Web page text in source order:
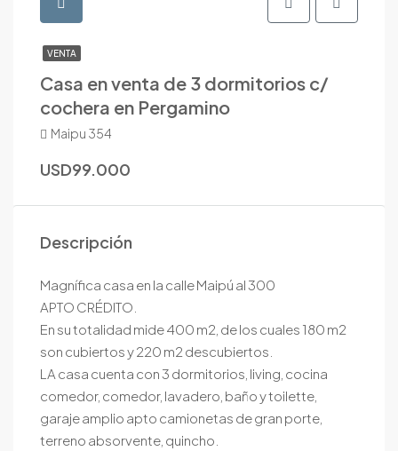
VENTA
Casa en venta de 3 dormitorios c/
cochera en Pergamino
Maipu 354
USD99.000
Descripción
Magnífica casa en la calle Maipú al 300
APTO CRÉDITO.
En su totalidad mide 400 m2, de los cuales 180 m2
son cubiertos y 220 m2 descubiertos.
LA casa cuenta con 3 dormitorios, living, cocina
comedor, comedor, lavadero, baño y toilette,
garaje amplio apto camionetas de gran porte,
terreno absorvente, quincho.